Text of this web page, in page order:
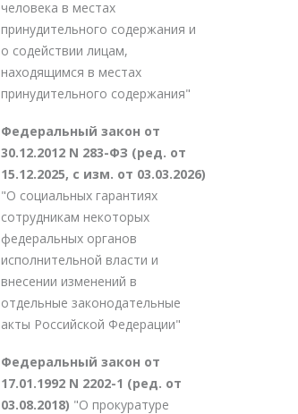
человека в местах
принудительного содержания и
о содействии лицам,
находящимся в местах
принудительного содержания"
Федеральный закон от
30.12.2012 N 283-ФЗ (ред. от
15.12.2025, с изм. от 03.03.2026)
"О социальных гарантиях
сотрудникам некоторых
федеральных органов
исполнительной власти и
внесении изменений в
отдельные законодательные
акты Российской Федерации"
Федеральный закон от
17.01.1992 N 2202-1 (ред. от
03.08.2018) "О прокуратуре